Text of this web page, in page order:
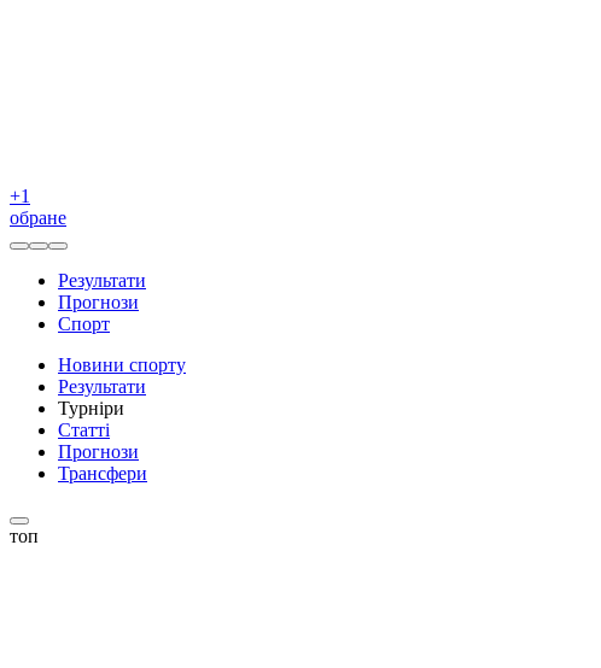
+1
обране
Результати
Прогнози
Спорт
Новини спорту
Результати
Турніри
Статті
Прогнози
Трансфери
топ